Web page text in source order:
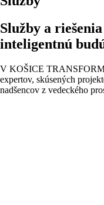
Služby a
inteligentnú
V KOŠICE
expertov, skúsených
nadšencov z vedeckého